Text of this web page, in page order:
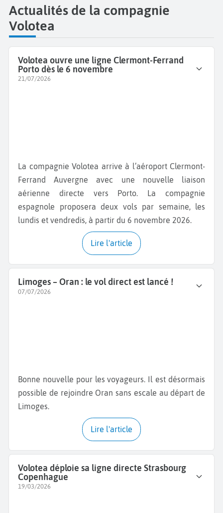
Actualités de la compagnie
Volotea
Volotea ouvre une ligne Clermont-Ferrand
Porto dès le 6 novembre
21/07/2026
La compagnie Volotea arrive à l’aéroport Clermont-
Ferrand Auvergne avec une nouvelle liaison
aérienne directe vers Porto. La compagnie
espagnole proposera deux vols par semaine, les
lundis et vendredis, à partir du 6 novembre 2026.
Lire l'article
Limoges – Oran : le vol direct est lancé !
07/07/2026
Bonne nouvelle pour les voyageurs. Il est désormais
possible de rejoindre Oran sans escale au départ de
Limoges.
Lire l'article
Volotea déploie sa ligne directe Strasbourg
Copenhague
19/03/2026